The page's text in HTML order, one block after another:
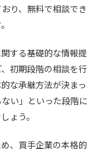
り、無料で相談でき
する基礎的な情報提
初期段階の相談を行
な承継方法が決まっ
い」といった段階に
ょう。
、買手企業の本格的